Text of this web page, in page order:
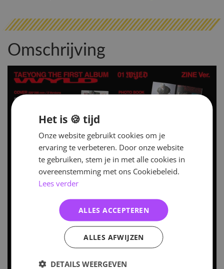
Omschrijving
Het is 🍪 tijd
Onze website gebruikt cookies om je
ervaring te verbeteren. Door onze website
te gebruiken, stem je in met alle cookies in
overeenstemming met ons Cookiebeleid.
Lees verder
ALLES ACCEPTEREN
ALLES AFWIJZEN
DETAILS WEERGEVEN